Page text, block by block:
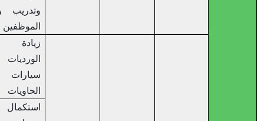
وتدريب وتأهيل
الموظفين
زيادة عدد
الورديات على
سيارات جمع
الحاويات
استكمال انشاء